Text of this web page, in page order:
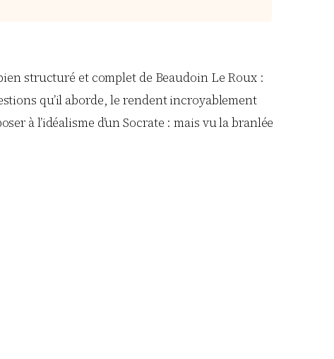
structuré et complet de Beaudoin Le Roux :
qu’il aborde, le rendent incroyablement
à l’idéalisme d’un Socrate : mais vu la branlée